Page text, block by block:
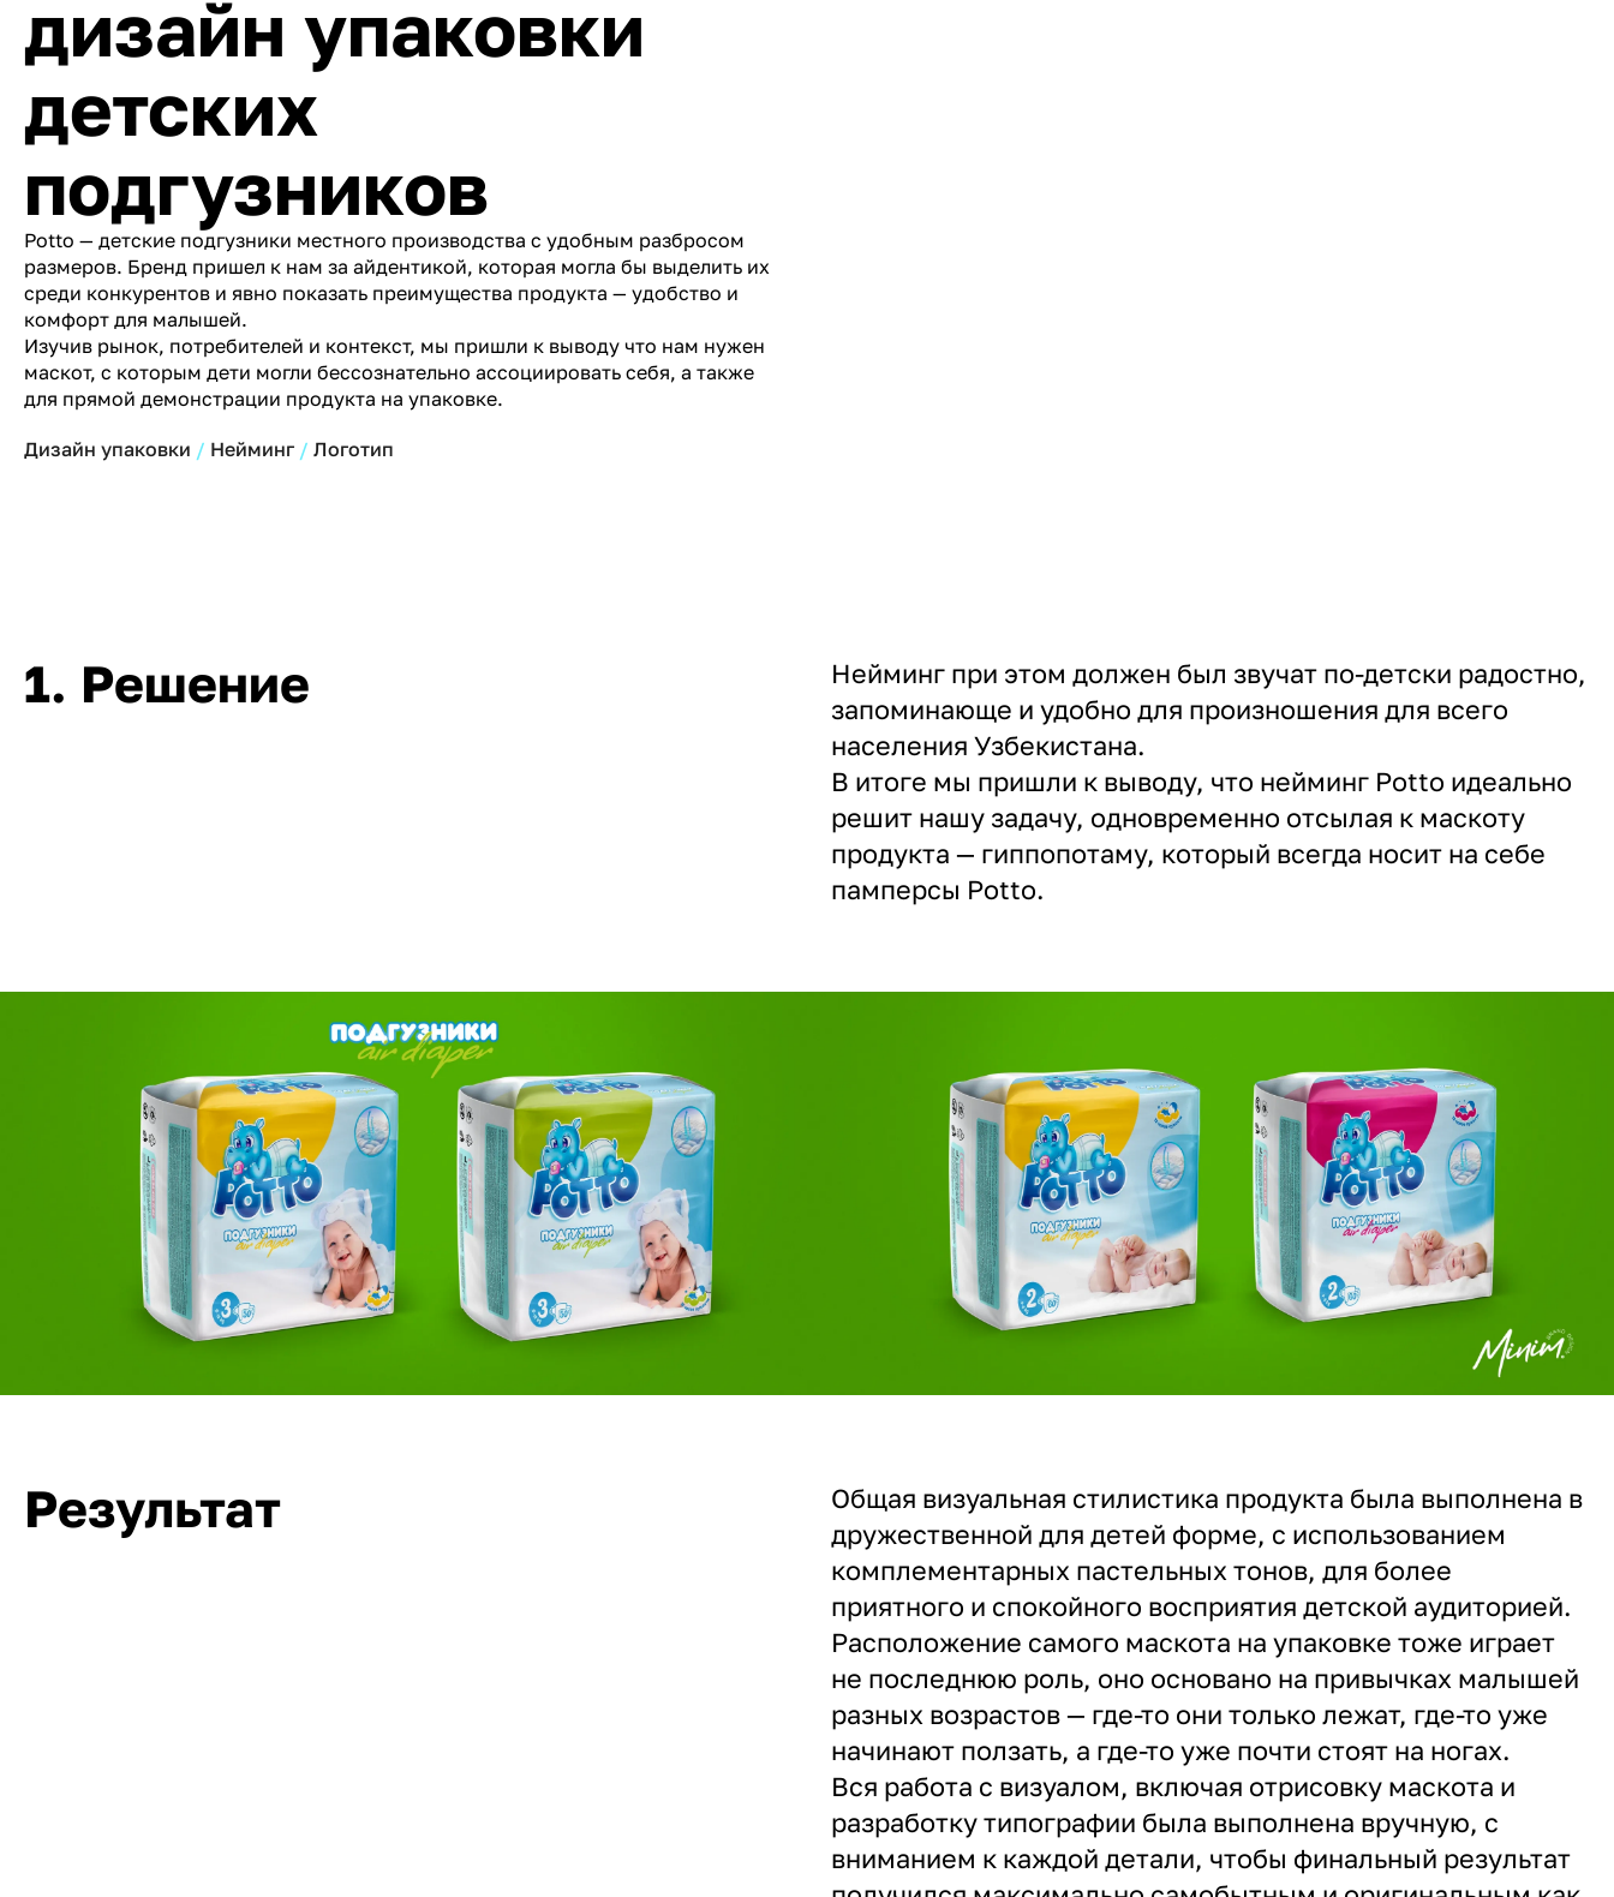
дизайн упаковки
детских
подгузников
Potto — детские подгузники местного производства с удобным разбросом
размеров. Бренд пришел к нам за айдентикой, которая могла бы выделить их
среди конкурентов и явно показать преимущества продукта — удобство и
комфорт для малышей.
Изучив рынок, потребителей и контекст, мы пришли к выводу что нам нужен
маскот, с которым дети могли бессознательно ассоциировать себя, а также
для прямой демонстрации продукта на упаковке.
Дизайн упаковки Нейминг Логотип
1. Решение
Нейминг при этом должен был звучат по-детски радостно,
запоминающе и удобно для произношения для всего
населения Узбекистана.
В итоге мы пришли к выводу, что нейминг Potto идеально
решит нашу задачу, одновременно отсылая к маскоту
продукта — гиппопотаму, который всегда носит на себе
памперсы Potto.
Результат
Общая визуальная стилистика продукта была выполнена в
дружественной для детей форме, с использованием
комплементарных пастельных тонов, для более
приятного и спокойного восприятия детской аудиторией.
Расположение самого маскота на упаковке тоже играет
не последнюю роль, оно основано на привычках малышей
разных возрастов — где-то они только лежат, где-то уже
начинают ползать, а где-то уже почти стоят на ногах.
Вся работа с визуалом, включая отрисовку маскота и
разработку типографии была выполнена вручную, с
вниманием к каждой детали, чтобы финальный результат